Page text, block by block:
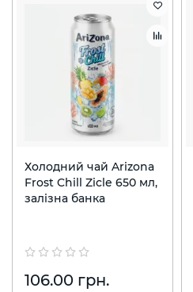
Холодний чай Arizona
Frost Chill Zicle 650 мл,
залізна банка
106.00 грн.